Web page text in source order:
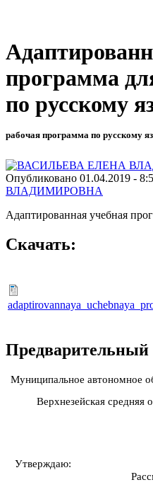
программа
по русскому
рабочая программа по русскому
Опубликовано 01.04.2019 -
ВЛАДИМИРОВНА
Адаптированная учебная
Скачать:
Предварительный
Муниципальное автономное
Верхнезейская средняя
Утверждаю: